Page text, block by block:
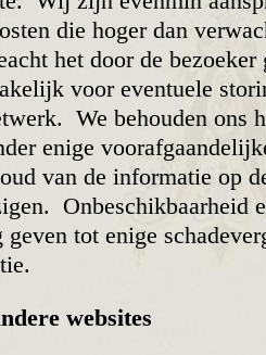
die hoger dan
het door de
voor even­tuele
We behouden ons
enige
van de informatie op
Onbe­schik­baar­heid
geven tot enige
websites